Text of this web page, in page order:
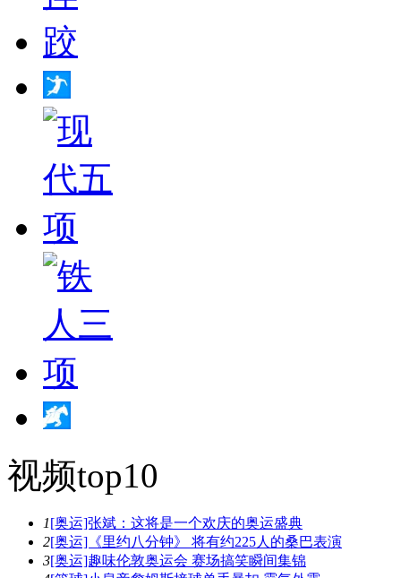
视频top10
1[奥运]张斌：这将是一个欢庆的奥运盛典
2[奥运]《里约八分钟》 将有约225人的桑巴表演
3[奥运]趣味伦敦奥运会 赛场搞笑瞬间集锦